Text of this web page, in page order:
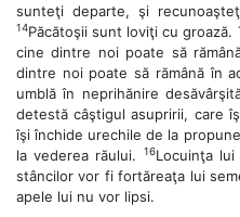
sunteţi departe, şi
14Păcătoşii sunt loviţi cu
cine dintre noi poate să
dintre noi poate să rămână în
umblă în neprihănire
detestă câştigul asupririi, care
îşi închide urechile de la
la vederea răului.
16Locuinţa
stâncilor vor fi fortăreaţa lui
apele lui nu vor lipsi.